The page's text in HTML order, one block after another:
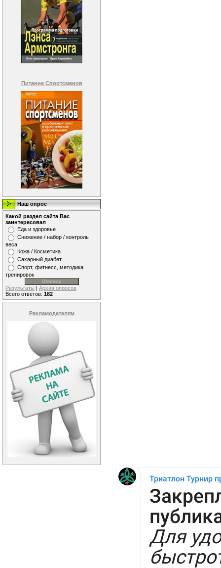
Питание Спортсменов
Наш опрос
Какой раздел сайта Вас
заинтересовал
Еда и здоровье
Снижение / набор / контроль
веса
Кожа / Косметика
Сахарный диабет
Спорт, фитнесс, методика
тренировок
Результаты | Архив опросов
Всего ответов: 182
Рекламодателям